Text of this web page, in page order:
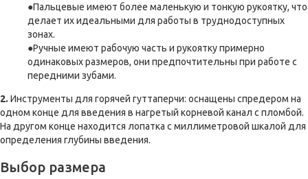
Пальцевые имеют более маленькую и тонкую рукоятку, что
делает их идеальными для работы в труднодоступных
зонах.
Ручные имеют рабочую часть и рукоятку примерно
одинаковых размеров, они предпочтительны при работе с
передними зубами.
2. Инструменты для горячей гуттаперчи: оснащены спредером на
одном конце для введения в нагретый корневой канал с пломбой.
На другом конце находится лопатка с миллиметровой шкалой для
определения глубины введения.
Выбор размера